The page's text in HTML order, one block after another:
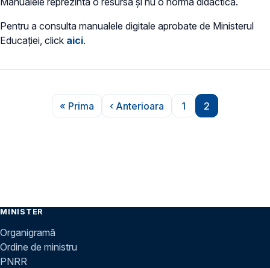
Pentru a consulta manualele digitale aprobate de Ministerul
Educației, click aici.
Prima pagină
« Prima
Pagina anterioară
‹ Anterioara
Pagina
1
Pagina
2
MINISTER
Organigramă
Ordine de ministru
PNRR